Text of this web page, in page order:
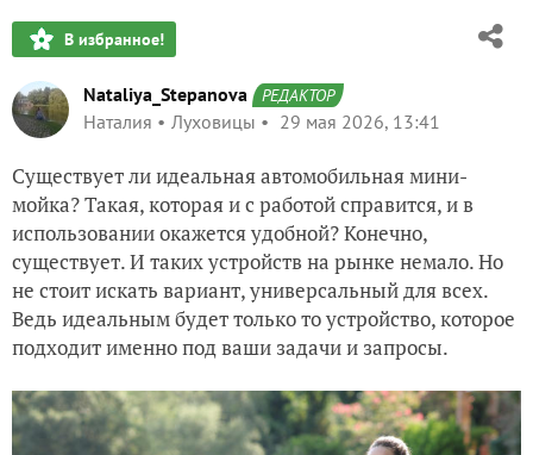
В избранное!
Nataliya_Stepanova РЕДАКТОР
Наталия Луховицы 29 мая 2026, 13:41
Существует ли идеальная автомобильная мини-
мойка? Такая, которая и с работой справится, и в
использовании окажется удобной? Конечно,
существует. И таких устройств на рынке немало. Но
не стоит искать вариант, универсальный для всех.
Ведь идеальным будет только то устройство, которое
подходит именно под ваши задачи и запросы.